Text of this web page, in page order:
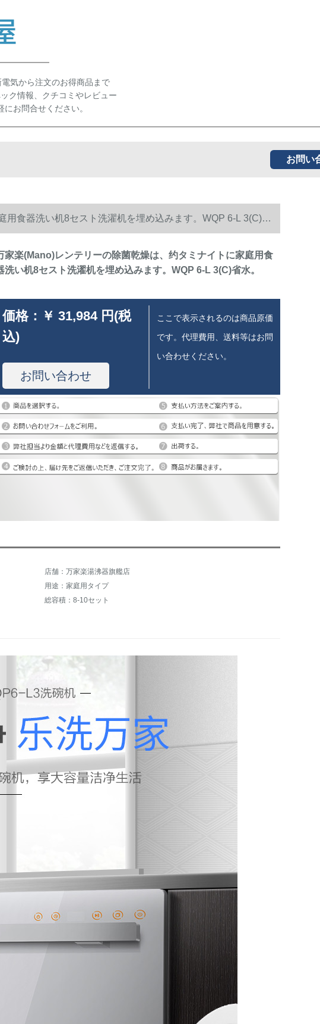
気から注文のお得商品まで
ク情報、クチコミやレビュー
お問合せください。
お問い
食器洗い机8セスト洗濯机を埋め込みます。WQP 6-L 3(C)省
家楽(Mano)レンテリーの除菌乾燥は、约タミナイトに家庭用食
洗い机8セスト洗濯机を埋め込みます。WQP 6-L 3(C)省水。
価格： ￥ 31,984 円(税
込)
お問い合わせ
ここで表示されるのは商品原価
です。代理費用、送料等はお問
い合わせください。
店舗：万家楽湯沸器旗艦店
用途：家庭用タイプ
総容積：8-10セット